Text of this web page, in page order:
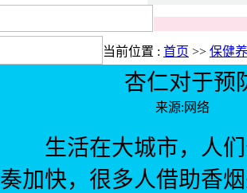
当前位置 : 首页 >> 保健
杏仁对于预
来源:网
生活在大城市，人们
奏加快，很多人借助香